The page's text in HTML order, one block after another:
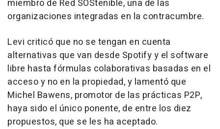
miembro de Red SOStenible, una de las
organizaciones integradas en la contracumbre.
Levi criticó que no se tengan en cuenta
alternativas que van desde Spotify y el software
libre hasta fórmulas colaborativas basadas en el
acceso y no en la propiedad, y lamentó que
Michel Bawens, promotor de las prácticas P2P,
haya sido el único ponente, de entre los diez
propuestos, que se les ha aceptado.